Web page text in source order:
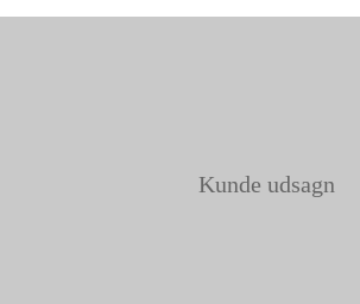
Kunde udsagn